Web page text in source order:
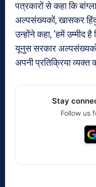
पत्रकारों से कहा कि
अल्पसंख्यकों, खासकर
उन्होंने कहा, ‘हमें उम्मीद
यूनुस सरकार अल्पसंख्यकों
अपनी प्रतिक्रिया व्यक्त
Stay
Follow us